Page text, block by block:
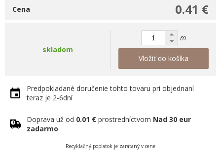
0.41 €
Cena
skladom
m
Vložiť do košíka
Predpokladané doručenie tohto tovaru pri objednaní
teraz je 2-6dní
Doprava už od 0.01 € prostredníctvom Nad 30 eur
zadarmo
Recyklačný poplatok je zarátaný v cene